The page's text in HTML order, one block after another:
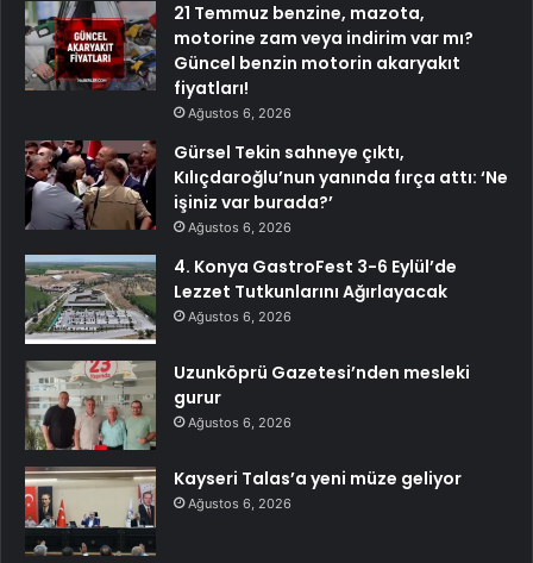
21 Temmuz benzine, mazota,
motorine zam veya indirim var mı?
Güncel benzin motorin akaryakıt
fiyatları!
Ağustos 6, 2026
Gürsel Tekin sahneye çıktı,
Kılıçdaroğlu’nun yanında fırça attı: ‘Ne
işiniz var burada?’
Ağustos 6, 2026
4. Konya GastroFest 3-6 Eylül’de
Lezzet Tutkunlarını Ağırlayacak
Ağustos 6, 2026
Uzunköprü Gazetesi’nden mesleki
gurur
Ağustos 6, 2026
Kayseri Talas’a yeni müze geliyor
Ağustos 6, 2026